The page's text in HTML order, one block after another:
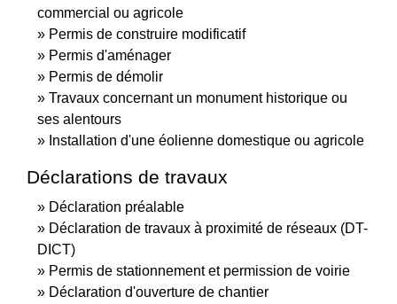
commercial ou agricole
Permis de construire modificatif
Permis d'aménager
Permis de démolir
Travaux concernant un monument historique ou
ses alentours
Installation d'une éolienne domestique ou agricole
Déclarations de travaux
Déclaration préalable
Déclaration de travaux à proximité de réseaux (DT-
DICT)
Permis de stationnement et permission de voirie
Déclaration d'ouverture de chantier